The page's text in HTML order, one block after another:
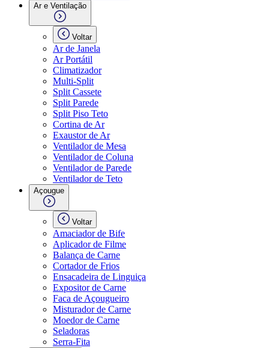
Ar e Ventilação
Voltar
Ar de Janela
Ar Portátil
Climatizador
Multi-Split
Split Cassete
Split Parede
Split Piso Teto
Cortina de Ar
Exaustor de Ar
Ventilador de Mesa
Ventilador de Coluna
Ventilador de Parede
Ventilador de Teto
Açougue
Voltar
Amaciador de Bife
Aplicador de Filme
Balança de Carne
Cortador de Frios
Ensacadeira de Linguiça
Expositor de Carne
Faca de Açougueiro
Misturador de Carne
Moedor de Carne
Seladoras
Serra-Fita